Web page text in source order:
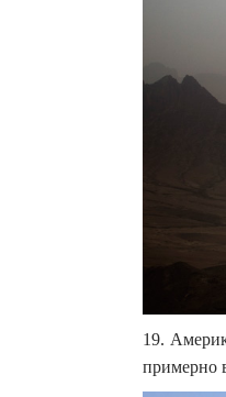
19.
примерно